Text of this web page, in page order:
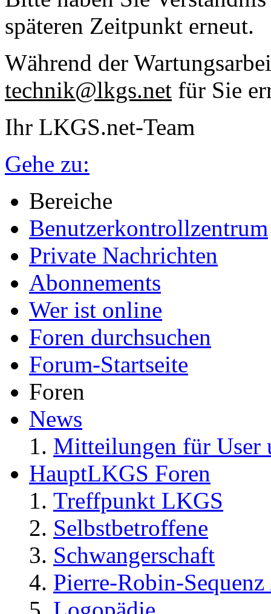
späteren Zeitpunkt erneut.
Während der
technik@lkgs.net für Sie
Ihr LKGS.net-Team
Gehe zu:
Bereiche
Benutzerkontrollzentrum
Private Nachrichten
Abonnements
Wer ist online
Foren durchsuchen
Forum-Startseite
Foren
News
Mitteilungen für User
HauptLKGS Foren
Treffpunkt LKGS
Selbstbetroffene
Schwangerschaft
Pierre-Robin-